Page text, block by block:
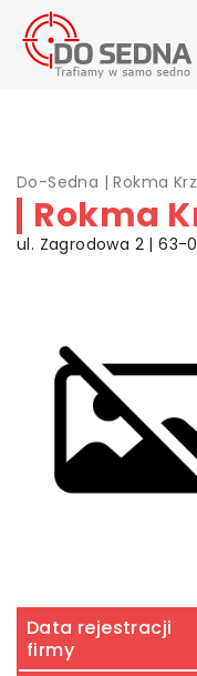
Do-Sedna |Rokma
Rokma
ul. Zagrodowa 2 | 63-
Data rejestracji
firmy